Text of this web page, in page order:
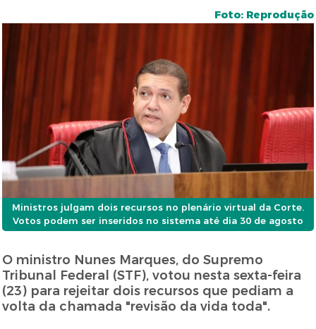
Foto: Reprodução
Ministros julgam dois recursos no plenário virtual da Corte.
Votos podem ser inseridos no sistema até dia 30 de agosto
O ministro Nunes Marques, do Supremo
Tribunal Federal (STF), votou nesta sexta-feira
(23) para rejeitar dois recursos que pediam a
volta da chamada "revisão da vida toda".